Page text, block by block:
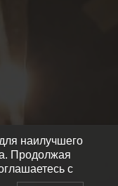
наилучшего
Продолжая
с